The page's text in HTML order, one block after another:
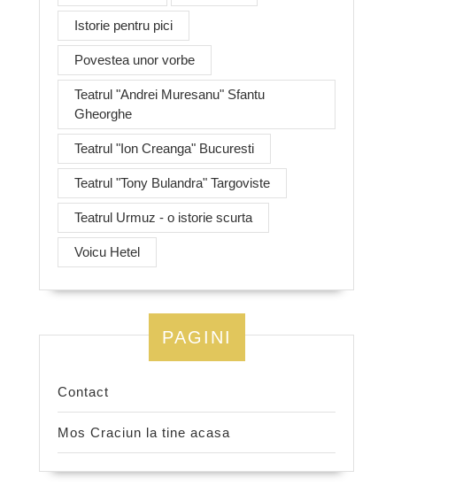
Istorie pentru pici
Povestea unor vorbe
Teatrul "Andrei Muresanu" Sfantu
Gheorghe
Teatrul "Ion Creanga" Bucuresti
Teatrul "Tony Bulandra" Targoviste
Teatrul Urmuz - o istorie scurta
Voicu Hetel
PAGINI
Contact
Mos Craciun la tine acasa